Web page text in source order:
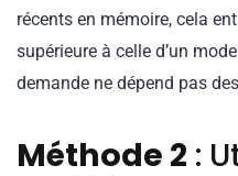
récents en mémoire, cela
supérieure à celle d’un
demande ne dépend pas
Méthode 2 :